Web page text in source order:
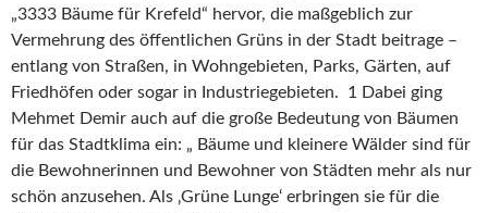
„3333 Bäume für Krefeld“ hervor, die maßgeblich zur
Vermehrung des öffentlichen Grüns in der Stadt beitrage –
entlang von Straßen, in Wohngebieten, Parks, Gärten, auf
Friedhöfen oder sogar in Industriegebieten. 1 Dabei ging
Mehmet Demir auch auf die große Bedeutung von Bäumen
für das Stadtklima ein: „ Bäume und kleinere Wälder sind für
die Bewohnerinnen und Bewohner von Städten mehr als nur
schön anzusehen. Als ‚Grüne Lunge‘ erbringen sie für die